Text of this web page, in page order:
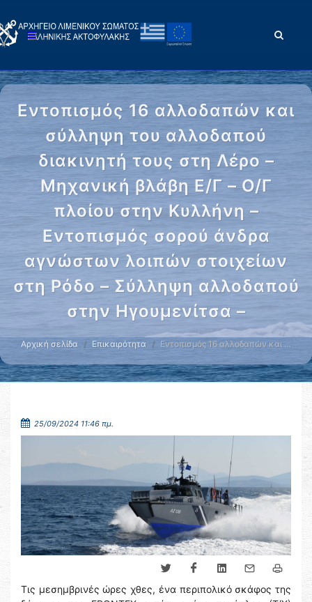
Εντοπισμός 16 αλλοδαπών και
σύλληψη του αλλοδαπού
διακινητή τους στη Λέρο –
Μηχανική βλάβη Ε/Γ – Ο/Γ
πλοίου στην Κυλλήνη –
Εντοπισμός σορού άνδρα
αγνώστων λοιπών στοιχείων
στη Ρόδο – Σύλληψη αλλοδαπού
στην Ηγουμενίτσα –
Αρχική σελίδα Επικαιρότητα Εντοπισμός 16 αλλοδαπών και …
25/09/2024 11:46 πμ.
Τις μεσημβρινές ώρες χθες, ένα περιπολικό σκάφος της